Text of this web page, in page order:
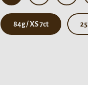
84g / XS 7ct